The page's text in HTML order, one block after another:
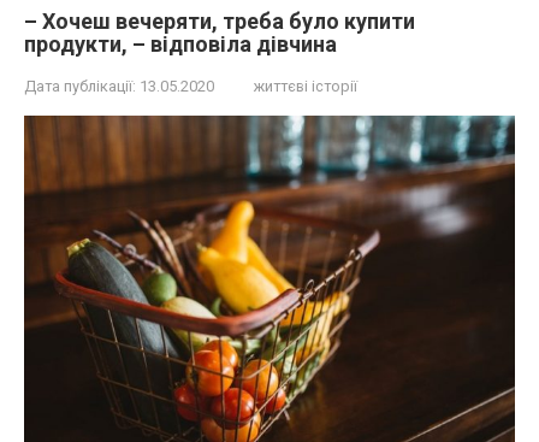
– Хочеш вечеряти, треба було купити
продукти, – відповіла дівчина
Дата публікації: 13.05.2020 життєві історії